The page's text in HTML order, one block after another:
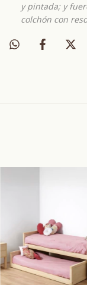
y pintada; y
colchón con